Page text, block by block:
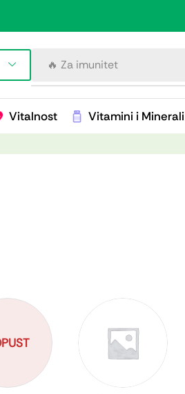
🔥 Za imunitet
Vitalnost Vitamini i Minerali